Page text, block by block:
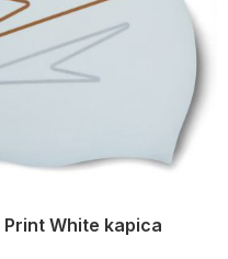
Print White kapica